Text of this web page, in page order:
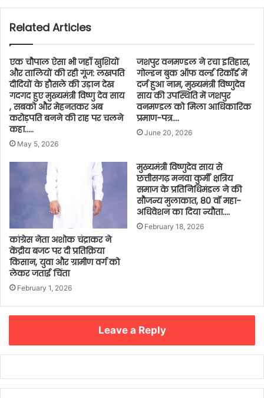
Related Articles
एक चौपाल ऐसा भी जहाँ खुशियों
और तालियों की रही गूंज: लखपति
दीदियों के हौसले की उड़ान देख
गदगद हुए मुख्यमंत्री विष्णु देव साय
, सबको और मेहनतकर अब
करोड़पति बनने की राह पर चलने
कहा…..
May 5, 2026
जशपुर वनमण्डल ने रचा इतिहास,
गोल्डन बुक ऑफ वर्ल्ड रिकॉर्ड में
दर्ज हुआ नाम, मुख्यमंत्री विष्णुदेव
साय की उपस्थिति में जशपुर
वनमण्डल को मिला आधिकारिक
प्रमाण-पत्र….
June 20, 2026
कांग्रेस नेता अशोक चंद्राकर ने
केंद्रीय बजट पर दी प्रतिक्रिया
किसान, युवा और ग्रामीण वर्ग को
लेकर जताई चिंता
February 1, 2026
मुख्यमंत्री विष्णुदेव साय से
छत्तीसगढ़ मनवा कुर्मी क्षत्रिय
समाज के प्रतिनिधिमंडल ने की
सौजन्य मुलाकात, 80 वॉ महा-
अधिवेशन का दिया न्यौता….
February 18, 2026
Leave a Reply